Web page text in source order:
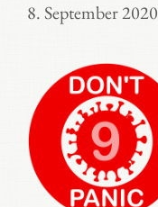
8. September 2020